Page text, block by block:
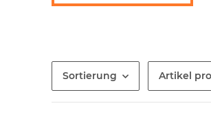
Sortierung Artikel